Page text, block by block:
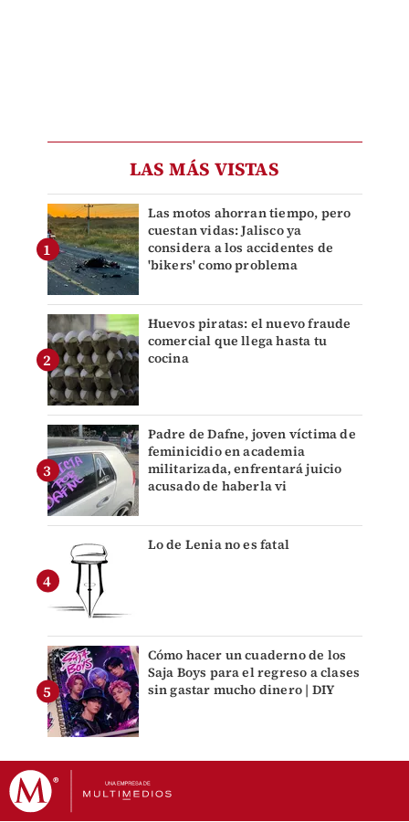
LAS MÁS VISTAS
Las motos ahorran tiempo, pero
cuestan vidas: Jalisco ya
considera a los accidentes de
'bikers' como problema
Huevos piratas: el nuevo fraude
comercial que llega hasta tu
cocina
Padre de Dafne, joven víctima de
feminicidio en academia
militarizada, enfrentará juicio
acusado de haberla vi
Lo de Lenia no es fatal
Cómo hacer un cuaderno de los
Saja Boys para el regreso a clases
sin gastar mucho dinero | DIY